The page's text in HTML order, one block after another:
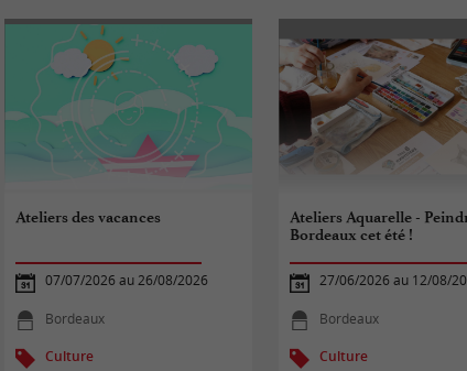
Ateliers des vacances
07/07/2026 au 26/08/2026
Bordeaux
Culture
Ateliers Aquarelle -
Bordeaux cet été !
27/06/2026 au 12/08/
Bordeaux
Culture